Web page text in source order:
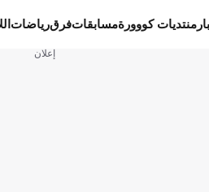
منتديات كووورةمسابقاتفرقرياضات
إعلان